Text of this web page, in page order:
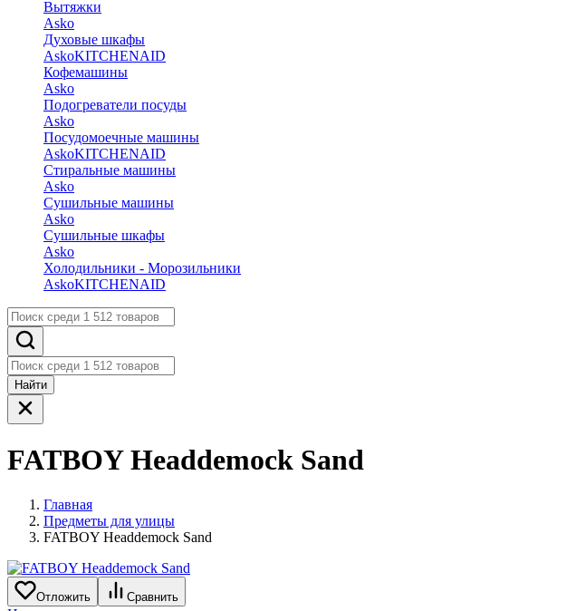
Вытяжки
Asko
Духовые шкафы
AskoKITCHENAID
Кофемашины
Asko
Подогреватели посуды
Asko
Посудомоечные машины
AskoKITCHENAID
Стиральные машины
Asko
Сушильные машины
Asko
Сушильные шкафы
Asko
Холодильники - Морозильники
AskoKITCHENAID
Найти
FATBOY Headdemock Sand
Главная
Предметы для улицы
FATBOY Headdemock Sand
Отложить Сравнить